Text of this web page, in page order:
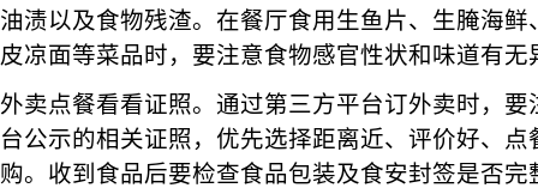
油渍以及食物残渣。在餐厅食用生鱼片、生腌海
皮凉面等菜品时，要注意食物感官性状和味道有无
外卖点餐看看证照。通过第三方平台订外卖时，
台公示的相关证照，优先选择距离近、评价好、
购。收到食品后要检查食品包装及食安封签是否